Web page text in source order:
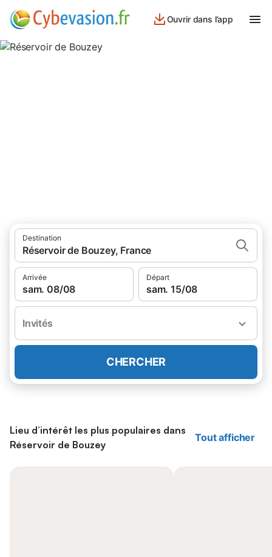
Ouvrir dans l’app
Destination
Réservoir de Bouzey, France
Arrivée
sam. 08/08
Départ
sam. 15/08
Invités
CHERCHER
Lieu d’intérêt les plus populaires dans
Réservoir de Bouzey
Tout afficher